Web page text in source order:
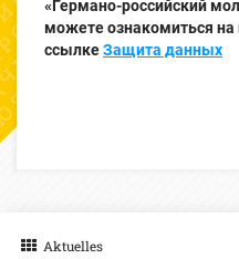
«Германо-российский
можете ознакомиться на
ссылкеЗащита данных
Aktuelles